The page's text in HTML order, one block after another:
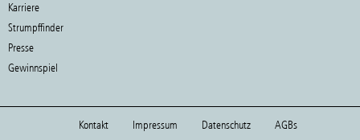
Karriere
Strumpffinder
Presse
Gewinnspiel
Kontakt Impressum Datenschutz AGBs